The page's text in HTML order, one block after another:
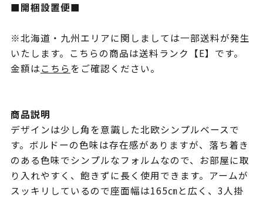
■開梱設置便■
※北海道・九州エリアに関しましては一部送料が発生
いたします。こちらの商品は送料ランク【E】です。
金額はこちらをご確認ください。
商品説明
デザインは少し角を意識した北欧シンプルベースで
す。ボルドーの色味は存在感がありますが、落ち着き
のある色味でシンプルなフォルムなので、お部屋に取
り入れやすく、飽きずに長く使用できます。アームが
スッキリしているので座面幅は165㎝と広く、3人掛